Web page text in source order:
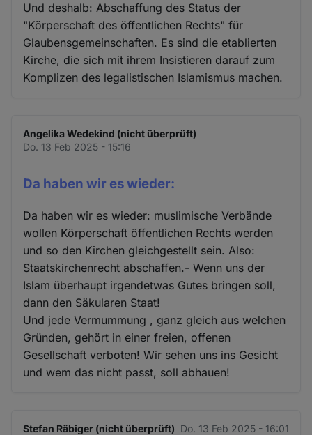
Und deshalb: Abschaffung des Status der
"Körperschaft des öffentlichen Rechts" für
Glaubensgemeinschaften. Es sind die etablierten
Kirche, die sich mit ihrem Insistieren darauf zum
Komplizen des legalistischen Islamismus machen.
Angelika Wedekind (nicht überprüft)
Do. 13 Feb 2025 - 15:16
Da haben wir es wieder:
Da haben wir es wieder: muslimische Verbände
wollen Körperschaft öffentlichen Rechts werden
und so den Kirchen gleichgestellt sein. Also:
Staatskirchenrecht abschaffen.- Wenn uns der
Islam überhaupt irgendetwas Gutes bringen soll,
dann den Säkularen Staat!
Und jede Vermummung , ganz gleich aus welchen
Gründen, gehört in einer freien, offenen
Gesellschaft verboten! Wir sehen uns ins Gesicht
und wem das nicht passt, soll abhauen!
Stefan Räbiger (nicht überprüft) Do. 13 Feb 2025 - 16:01